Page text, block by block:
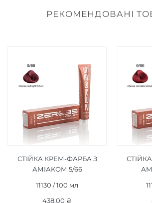
РЕКОМЕНДОВАНІ
СТІЙКА КРЕМ-ФАРБА З
АМІАКОМ 5/66
ЧЕРВОНИЙ СВІТЛО-
КОРИЧНЕВИЙ/INTENSE
11130 / 100 мл
438,00 ₴